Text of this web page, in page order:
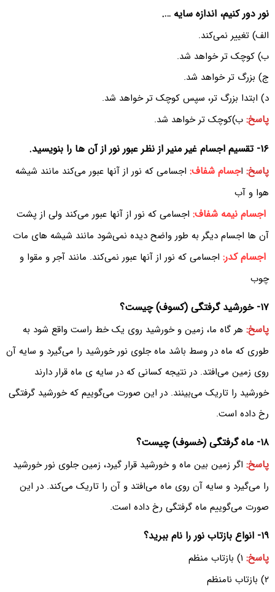
نور دور کنیم، اندازه سایه ….
الف) تغییر نمی‌کند.
ب) کوچک تر خواهد شد.
ج) بزرگ تر خواهد شد.
د) ابتدا بزرگ تر، سپس کوچک تر خواهد شد.
پاسخ: ب)کوچک تر خواهد شد.
۱۶- تقسیم اجسام غیر منیر از نظر عبور نور از آن ها را بنویسید.
پاسخ: اجسام شفاف: اجسامی که نور از آنها عبور می‌کند مانند شیشه
هوا و آب
اجسام نیمه شفاف:‌ اجسامی که نور از آنها عبور می‌کند ولی از پشت
آن ها اجسام دیگر به طور واضح دیده نمی‌شود مانند شیشه های مات
اجسام کدر: اجسامی که نور از آنها عبور نمی‌کند. مانند آجر و مقوا و
چوب
۱۷- خورشید گرفتگی (کسوف) چیست؟
پاسخ: هر گاه ما، زمین و خورشید روی یک خط راست واقع شود به
طوری که ماه در وسط باشد ماه جلوی نور خورشید را می‌گیرد و سایه آن
روی زمین می‌افتد. در نتیجه کسانی که در سایه ی ماه قرار دارند
خورشید را تاریک می‌بینند. در این صورت می‌گوییم که خورشید گرفتگی
رخ داده است.
۱۸- ماه گرفتگی (خسوف) چیست؟
پاسخ: اگر زمین بین ماه و خورشید قرار گیرد، زمین جلوی نور خورشید
را می‌گیرد و سایه آن روی ماه می‌افتد و آن را تاریک می‌کند. در این
صورت می‌گوییم ماه گرفتگی رخ داده است.
۱۹- انواع بازتاب نور را نام ببرید؟
پاسخ: ۱) بازتاب منظم
۲) بازتاب نامنظم